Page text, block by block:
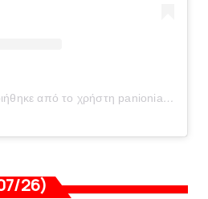
Η δημοσίευση κοινοποιήθηκε από το χρήστη panionianea.gr (@panionianea.gr)
26)